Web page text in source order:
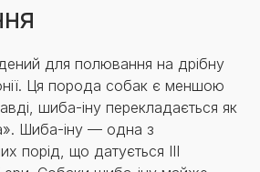
для полювання на дрібну
Ця порода собак є меншою
шиба-іну перекладається як
Шиба-іну — одна з
порід, що датується ІІІ